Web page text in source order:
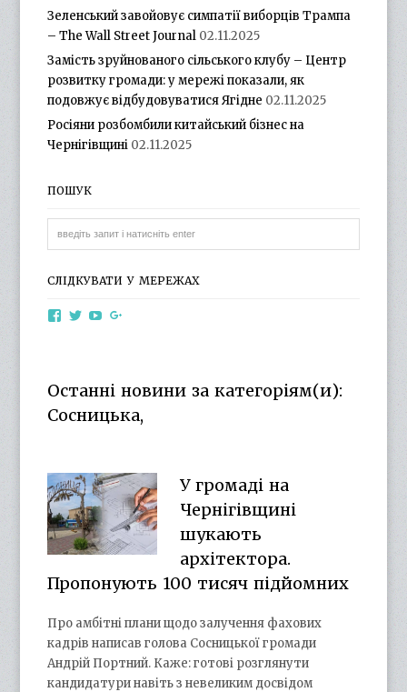
Зеленський завойовує симпатії виборців Трампа
– The Wall Street Journal 02.11.2025
Замість зруйнованого сільського клубу – Центр
розвитку громади: у мережі показали, як
подовжує відбудовуватися Ягідне 02.11.2025
Росіяни розбомбили китайський бізнес на
Чернігівщині 02.11.2025
ПОШУК
СЛІДКУВАТИ У МЕРЕЖАХ
ViewViewView
YouTube
Останні новини за категоріям(и):
Сосницька,
У громаді на
Чернігівщині
шукають
архітектора.
Пропонують 100 тисяч підйомних
Про амбітні плани щодо залучення фахових
кадрів написав голова Сосницької громади
Андрій Портний. Каже: готові розглянути
кандидатури навіть з невеликим досвідом